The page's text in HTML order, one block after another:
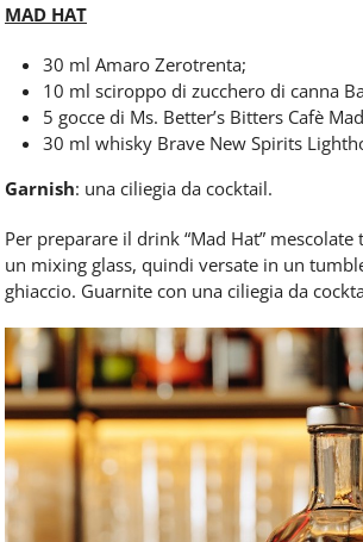
MAD HAT
30 ml Amaro Zerotrenta;
10 ml sciroppo di zucchero di canna
5 gocce di Ms. Better’s Bitters Cafè
30 ml whisky Brave New Spirits
Garnish: una ciliegia da cocktail.
Per preparare il drink “Mad Hat”
un mixing glass, quindi versate in un
ghiaccio. Guarnite con una ciliegia da